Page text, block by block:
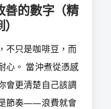
善的數字（精
不只是咖啡豆，而
心。 當沖煮從憑感
會更清楚自己該調
節奏——浪費就會